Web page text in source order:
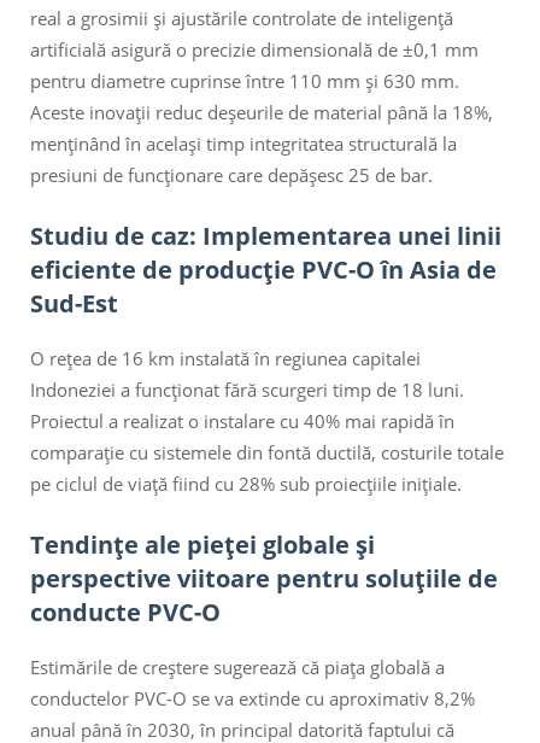
real a grosimii și ajustările controlate de inteligență
artificială asigură o precizie dimensională de ±0,1 mm
pentru diametre cuprinse între 110 mm și 630 mm.
Aceste inovații reduc deșeurile de material până la 18%,
menținând în același timp integritatea structurală la
presiuni de funcționare care depășesc 25 de bar.
Studiu de caz: Implementarea unei linii
eficiente de producție PVC-O în Asia de
Sud-Est
O rețea de 16 km instalată în regiunea capitalei
Indoneziei a funcționat fără scurgeri timp de 18 luni.
Proiectul a realizat o instalare cu 40% mai rapidă în
comparație cu sistemele din fontă ductilă, costurile totale
pe ciclul de viață fiind cu 28% sub proiecțiile inițiale.
Tendințe ale pieței globale și
perspective viitoare pentru soluțiile de
conducte PVC-O
Estimările de creștere sugerează că piața globală a
conductelor PVC-O se va extinde cu aproximativ 8,2%
anual până în 2030, în principal datorită faptului că